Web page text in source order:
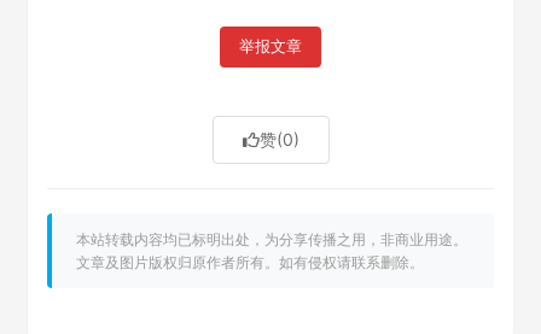
举报文章
赞(0)
本站转载内容均已标明出处，为分享传播之用，非商业用途。
文章及图片版权归原作者所有。如有侵权请联系删除。